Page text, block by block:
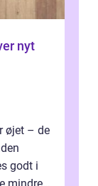
nyt
øjet – de
godt i